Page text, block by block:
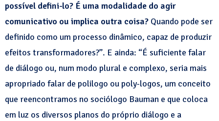
possível defini-lo? É uma modalidade do agir
comunicativo ou implica outra coisa? Quando pode ser
definido como um processo dinâmico, capaz de produzir
efeitos transformadores?”. E ainda: “É suficiente falar
de diálogo ou, num modo plural e complexo, seria mais
apropriado falar de polilogo ou poly-logos, um conceito
que reencontramos no sociólogo Bauman e que coloca
em luz os diversos planos do próprio diálogo e a